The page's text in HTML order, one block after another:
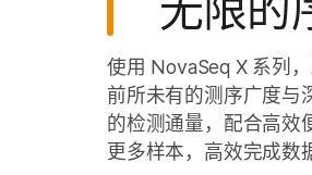
使用 NovaSeq X 系列
前所未有的测序广度与
的检测通量，配合高效
更多样本，高效完成数